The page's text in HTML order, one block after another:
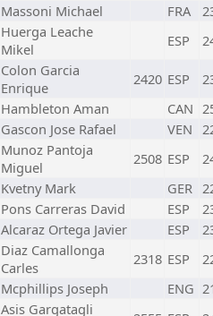
Massoni Michael FRA
Huerga Leache
Mikel
ESP
Colon Garcia
Enrique
2420 ESP
Hambleton Aman CAN
Gascon Jose Rafael VEN
Munoz Pantoja
Miguel
2508 ESP
Kvetny Mark GER
Pons Carreras David ESP
Alcaraz Ortega Javier ESP
Diaz Camallonga
Carles
2318 ESP
Mcphillips Joseph ENG
Asis Gargatagli